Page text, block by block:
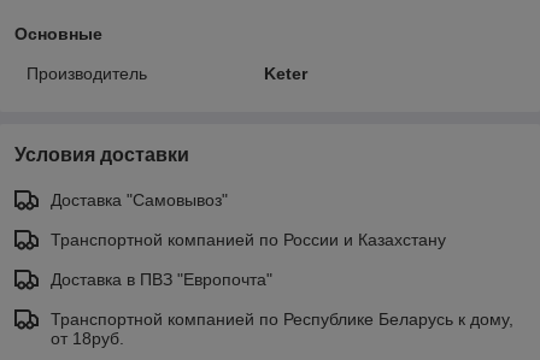
Основные
Производитель Keter
Условия доставки
Доставка "Самовывоз"
Транспортной компанией по России и Казахстану
Доставка в ПВЗ "Европочта"
Транспортной компанией по Республике Беларусь к дому,
от 18руб.